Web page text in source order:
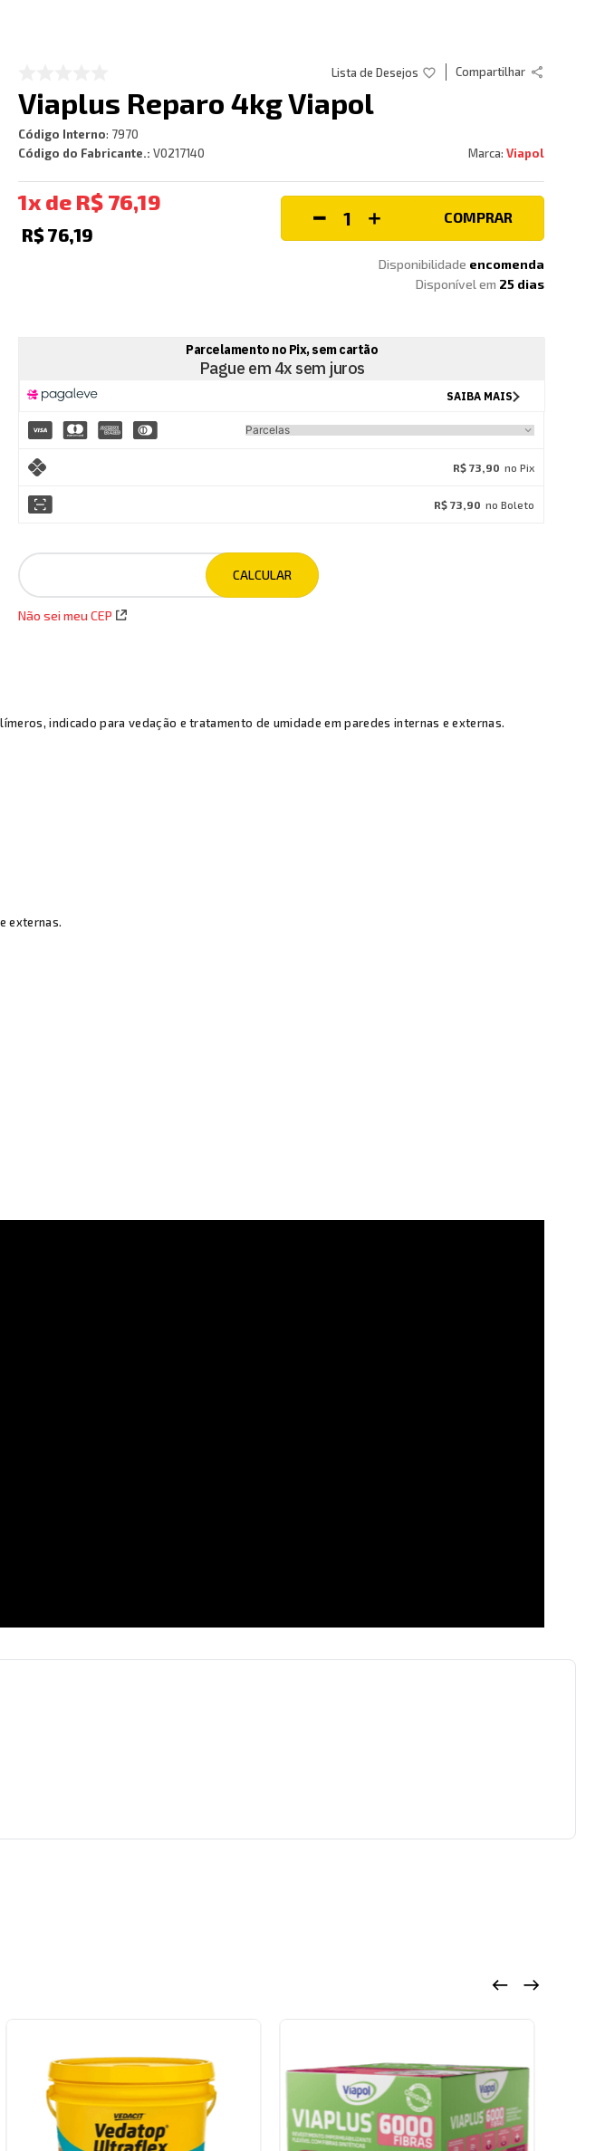
Compartilhar
Viaplus Reparo 4kg Viapol
Código Interno: 7970
Código do Fabricante.: V0217140 Viapol
1 R$ 76,19
R$76,19
COMPRAR
Disponibilidade encomenda
Disponível em 25dias
R$ 73,90 no Pix
R$ 73,90 no Boleto
Não sei meu CEP
indicado para vedação e tratamento de umidade em paredes internas e externas.
externas.